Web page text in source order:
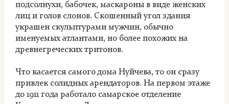
подсолнухи, бабочек, маскароны в виде женских
лиц и голов слонов. Скошенный угол здания
украшен скульптурами мужчин, обычно
именуемых атлантами, но более похожих на
древнегреческих тритонов.
Что касается самого дома Нуйчева, то он сразу
привлек солидных арендаторов. На первом этаже
до 1911 года работало самарское отделение